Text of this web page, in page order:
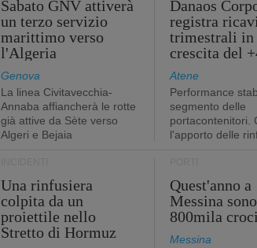
Sabato GNV attiverà
un terzo servizio
marittimo verso
l'Algeria
Genova
La linea Civitavecchia-
Annaba affiancherà le rotte
già attive da Sète verso
Algeri e Bejaia
Danaos
registra ricavi
trimestrali in
crescita del
Atene
Performance
segmento delle
portacontenitori.
l'apporto delle
Una rinfusiera
colpita da un
proiettile nello
Stretto di Hormuz
Quest'anno a
Messina
800mila
Messina